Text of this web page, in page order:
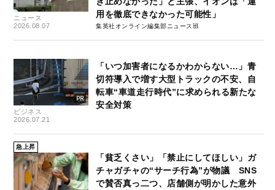
ニュース
2026.08.07
用を徹底できなかった可能性」
集英社オンライン編集部ニュース班
ビジネス
2026.07.21
「いつ加害者になるかわからない…」青
切符導入で増す大型トラックの不安、自
転車“車道走行時代”に求められる新たな
安全対策
急上昇
「貧乏くさい」「禁止にしてほしい」ガ
チャガチャの“サーチ行為”が物議 SNS
で賛否真っ二つ、店舗側が明かした意外